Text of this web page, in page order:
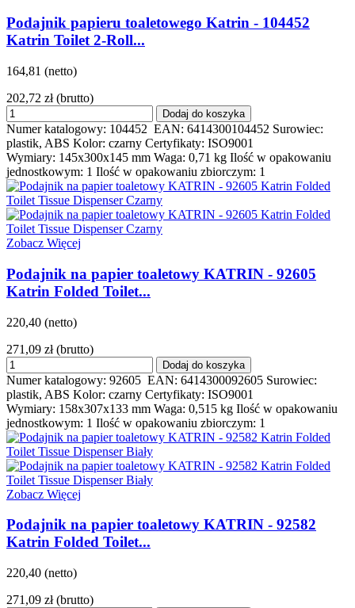
Podajnik papieru toaletowego Katrin - 104452
Katrin Toilet 2-Roll...
164,81 (netto)
202,72 zł (brutto)
Dodaj do koszyka
Numer katalogowy: 104452 EAN: 6414300104452 Surowiec:
plastik, ABS Kolor: czarny Certyfikaty: ISO9001
Wymiary: 145x300x145 mm Waga: 0,71 kg Ilość w opakowaniu
jednostkowym: 1 Ilość w opakowaniu zbiorczym: 1
Zobacz Więcej
Podajnik na papier toaletowy KATRIN - 92605
Katrin Folded Toilet...
220,40 (netto)
271,09 zł (brutto)
Dodaj do koszyka
Numer katalogowy: 92605 EAN: 6414300092605 Surowiec:
plastik, ABS Kolor: czarny Certyfikaty: ISO9001
Wymiary: 158x307x133 mm Waga: 0,515 kg Ilość w opakowaniu
jednostkowym: 1 Ilość w opakowaniu zbiorczym: 1
Zobacz Więcej
Podajnik na papier toaletowy KATRIN - 92582
Katrin Folded Toilet...
220,40 (netto)
271,09 zł (brutto)